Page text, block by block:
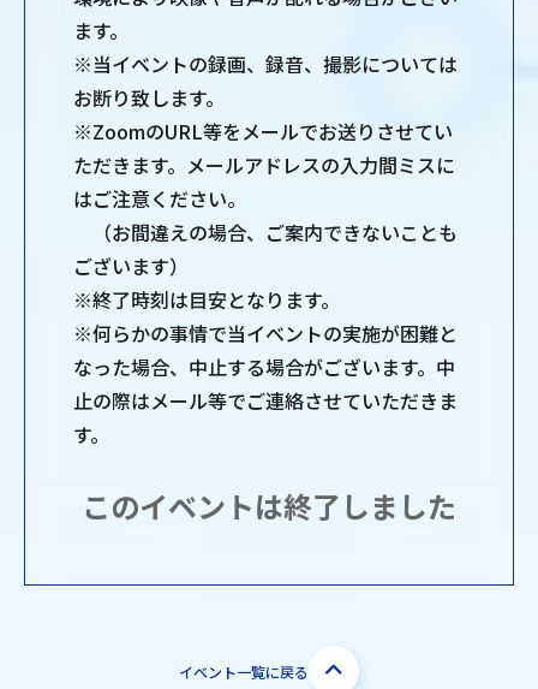
ます。
※当イベントの録画、録音、撮影については
お断り致します。
※ZoomのURL等をメールでお送りさせてい
ただきます。メールアドレスの入力間ミスに
はご注意ください。
（お間違えの場合、ご案内できないことも
ございます）
※終了時刻は目安となります。
※何らかの事情で当イベントの実施が困難と
なった場合、中止する場合がございます。中
止の際はメール等でご連絡させていただきま
す。
このイベントは終了しました
イベント一覧に戻る